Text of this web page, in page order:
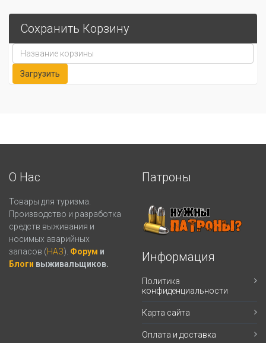
Сохранить Корзину
О Нас
Товары для туризма.
Производство и разработка
средств выживания и
носимых аварийных
запасов (НАЗ). Форум и
Блоги выживальщиков.
Патроны
Информация
Политика
конфиденциальности
Карта сайта
Оплата и доставка